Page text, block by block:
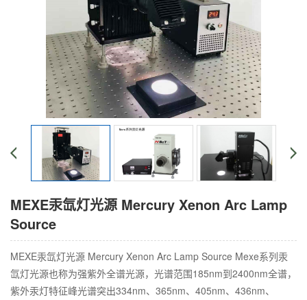
MEXE汞氙灯光源 Mercury Xenon Arc Lamp
Source
MEXE汞氙灯光源 Mercury Xenon Arc Lamp Source Mexe系列汞
氙灯光源也称为强紫外全谱光源，光谱范围185nm到2400nm全谱，
紫外汞灯特征峰光谱突出334nm、365nm、405nm、436nm、